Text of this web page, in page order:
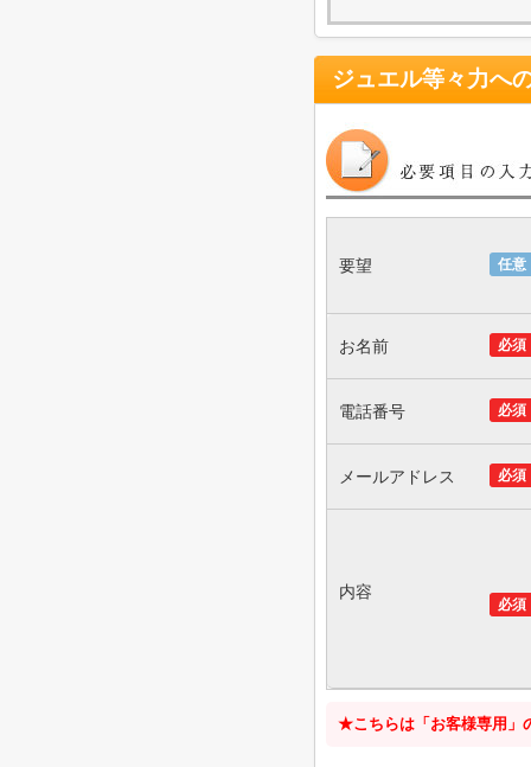
ジュエル等々力へ
任意
要望
必須
お名前
必須
電話番号
必須
メールアドレス
必須
内容
★こちらは「お客様専用」